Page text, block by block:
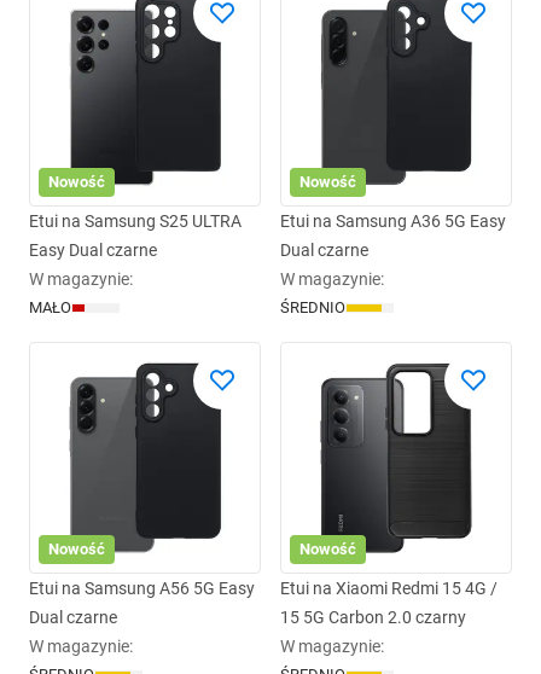
Nowość
Etui na Samsung S25 ULTRA
Easy Dual czarne
W magazynie:
MAŁO
Nowość
Etui na Samsung A36 5G Easy
Dual czarne
W magazynie:
ŚREDNIO
Nowość
Etui na Samsung A56 5G Easy
Dual czarne
W magazynie:
Nowość
Etui na Xiaomi Redmi 15 4G /
15 5G Carbon 2.0 czarny
W magazynie: